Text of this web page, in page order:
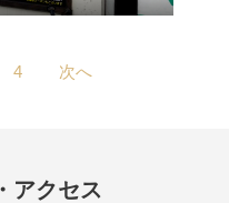
4 次へ
アクセス